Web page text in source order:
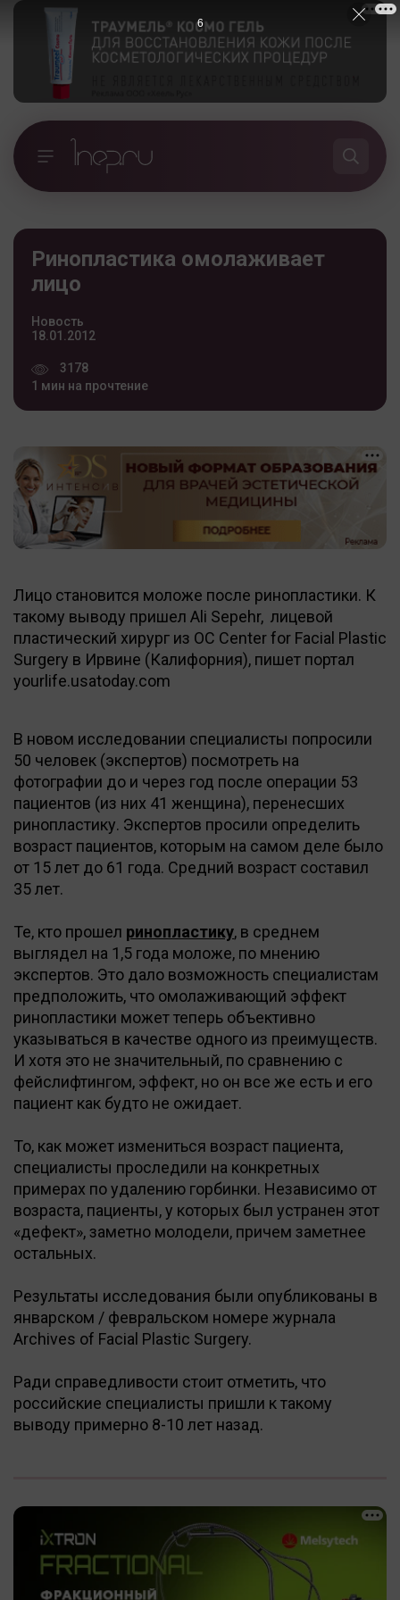
Ринопластика омолаживает
лицо
Новость
18.01.2012
3178
1 мин на прочтение
Лицо становится моложе после ринопластики. К
такому выводу пришел Ali Sepehr, лицевой
пластический хирург из OC Center for Facial Plastic
Surgery в Ирвине (Калифорния), пишет портал
yourlife.usatoday.com
В новом исследовании специалисты попросили
50 человек (экспертов) посмотреть на
фотографии до и через год после операции 53
пациентов (из них 41 женщина), перенесших
ринопластику. Экспертов просили определить
возраст пациентов, которым на самом деле было
от 15 лет до 61 года. Средний возраст составил
35 лет.
Те, кто прошел ринопластику, в среднем
выглядел на 1,5 года моложе, по мнению
экспертов. Это дало возможность специалистам
предположить, что омолаживающий эффект
ринопластики может теперь объективно
указываться в качестве одного из преимуществ.
И хотя это не значительный, по сравнению с
фейслифтингом, эффект, но он все же есть и его
пациент как будто не ожидает.
То, как может измениться возраст пациента,
специалисты проследили на конкретных
примерах по удалению горбинки. Независимо от
возраста, пациенты, у которых был устранен этот
«дефект», заметно молодели, причем заметнее
остальных.
Результаты исследования были опубликованы в
январском / февральском номере журнала
Archives of Facial Plastic Surgery.
Ради справедливости стоит отметить, что
российские специалисты пришли к такому
выводу примерно 8-10 лет назад.
5